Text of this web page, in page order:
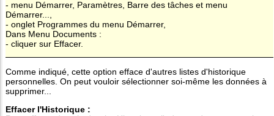
- menu Démarrer, Paramètres, Barre des tâches et menu
Démarrer...,
- onglet Programmes du menu Démarrer,
Dans Menu Documents :
- cliquer sur Effacer.
Comme indiqué, cette option efface d'autres listes d'historique
personnelles. On peut vouloir sélectionner soi-même les données à
supprimer...
Effacer l'Historique :